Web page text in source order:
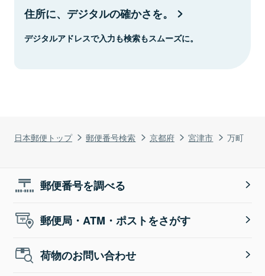
日本郵便トップ 郵便番号検索 京都府 宮津市 万町
住所に、デジタルの確かさを。
デジタルアドレスで入力も検索もスムーズに。
郵便番号を調べる
郵便局・ATM・ポストをさがす
荷物のお問い合わせ